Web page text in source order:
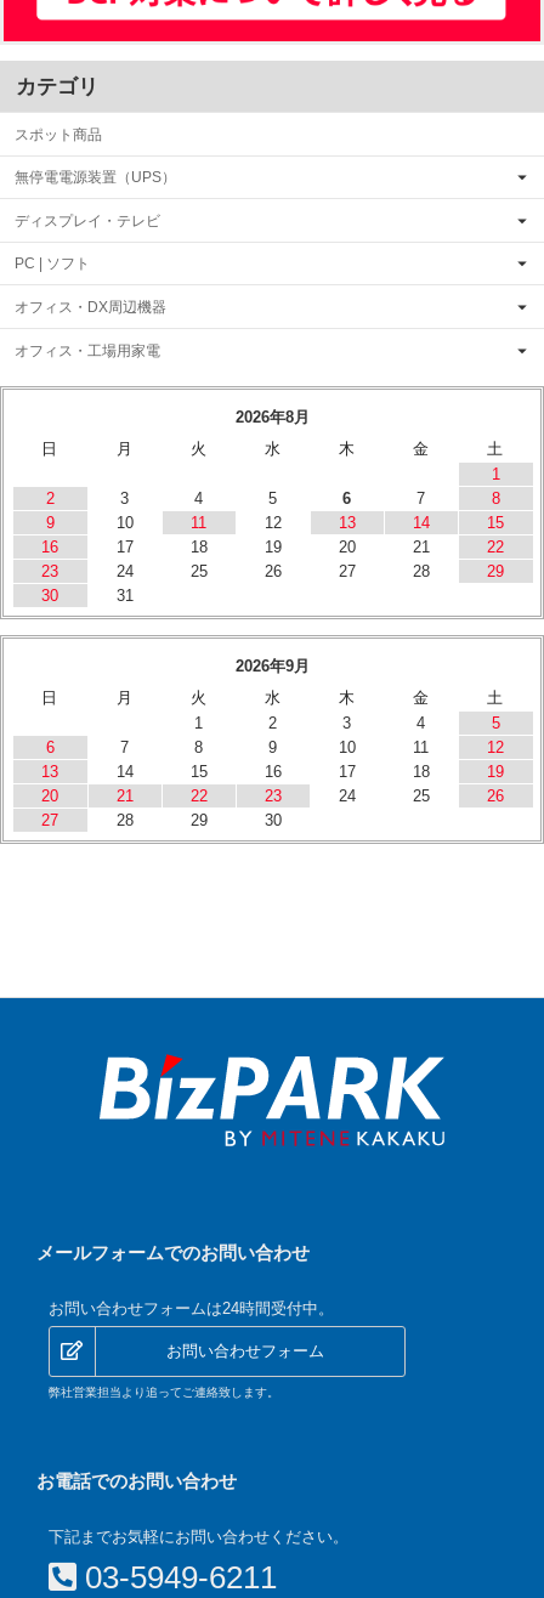
カテゴリ
スポット商品
無停電電源装置（UPS）
ディスプレイ・テレビ
PC | ソフト
オフィス・DX周辺機器
オフィス・工場用家電
2026年8月
日
月 火 水 木 金
土
1
2
3 4 5 6 7
8
9
10 11 12 13 14
15
16
17 18 19 20 21
22
23
24 25 26 27 28
29
30
31
2026年9月
日
月 火 水 木 金
土
1
2 3 4
5
6
7 8 9 10 11
12
13
14 15 16 17 18
19
20
21 22 23 24 25
26
27
28 29 30
メールフォームでのお問い合わせ
お問い合わせフォームは24時間受付中。
お問い合わせフォーム
弊社営業担当より追ってご連絡致します。
お電話でのお問い合わせ
下記までお気軽にお問い合わせください。
03-5949-6211